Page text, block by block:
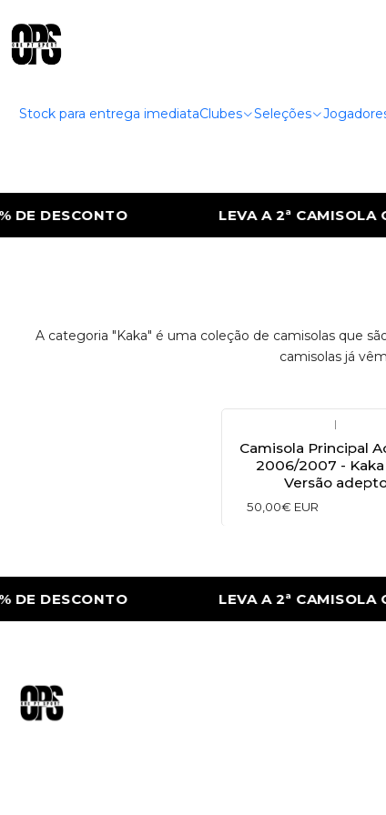
Stock para entrega imediataClubes Seleções
DESCONTO LEVA A 2ª CAMISOLA
A categoria "Kaka" é uma coleção de camisolas que
camisolas já
|
Camisola Principal
2006/2007 - Kaka
Versão
50,00€ EUR
DESCONTO LEVA A 2ª CAMISOLA